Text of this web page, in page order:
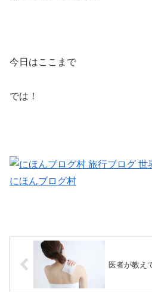
今日はここまで
では！
にほんブログ村
医者が教え